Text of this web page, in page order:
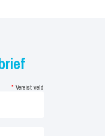
op
* Vereist veld